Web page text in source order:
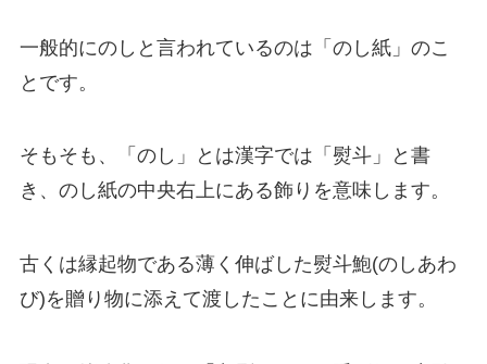
一般的にのしと言われているのは「のし紙」のこ
とです。
そもそも、「のし」とは漢字では「熨斗」と書
き、のし紙の中央右上にある飾りを意味します。
古くは縁起物である薄く伸ばした熨斗鮑(のしあわ
び)を贈り物に添えて渡したことに由来します。